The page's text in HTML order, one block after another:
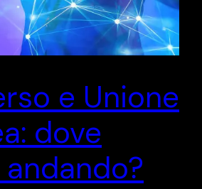
e Unione
dove